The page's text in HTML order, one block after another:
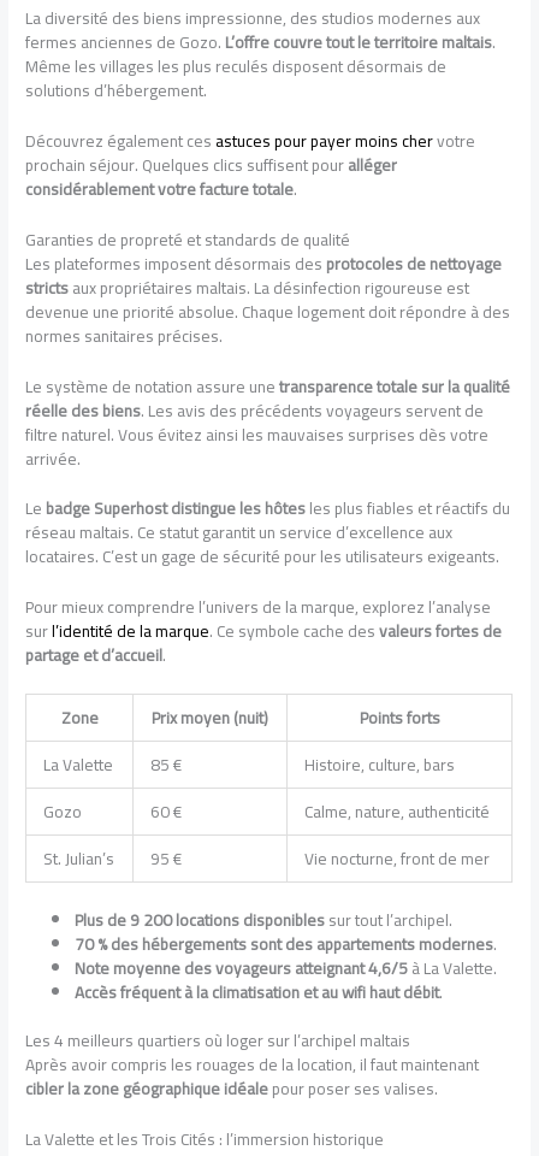
La diversité des biens impressionne, des studios modernes aux
fermes anciennes de Gozo.L’offre couvre tout le territoire maltais.
Même les villages les plus reculés disposent désormais de
solutions d’hébergement.
Découvrez également cesastuces pour payer moins chervotre
prochain séjour. Quelques clics suffisent pouralléger
considérablement votre facture totale.
Garanties de propreté et standards de qualité
Les plateformes imposent désormais desprotocoles de nettoyage
strictsaux propriétaires maltais. La désinfection rigoureuse est
devenue une priorité absolue. Chaque logement doit répondre à des
normes sanitaires précises.
Le système de notation assure unetransparence totale sur la qualité
réelle des biens. Les avis des précédents voyageurs servent de
filtre naturel. Vous évitez ainsi les mauvaises surprises dès votre
arrivée.
Lebadge Superhost distingue les hôtesles plus fiables et réactifs du
réseau maltais. Ce statut garantit un service d’excellence aux
locataires. C’est un gage de sécurité pour les utilisateurs exigeants.
Pour mieux comprendre l’univers de la marque, explorez l’analyse
surl’identité de la marque. Ce symbole cache desvaleurs fortes de
partage et d’accueil.
Zone
Prix moyen (nuit)
Points forts
La Valette
85 €
Histoire, culture, bars
Gozo
60 €
Calme, nature, authenticité
St. Julian’s
95 €
Vie nocturne, front de mer
Plus de 9 200 locations disponiblessur tout l’archipel.
70 % des hébergements sont des appartements modernes.
Note moyenne des voyageurs atteignant 4,6/5à La Valette.
Accès fréquent à la climatisation et au wifi haut débit.
Les 4 meilleurs quartiers où loger sur l’archipel maltais
Après avoir compris les rouages de la location, il faut maintenant
cibler la zone géographique idéalepour poser ses valises.
La Valette et les Trois Cités : l’immersion historique